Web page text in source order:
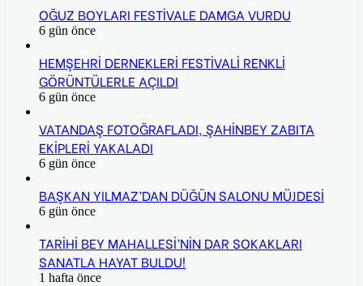
OĞUZ BOYLARI FESTİVALE DAMGA VURDU
6 gün önce
HEMŞEHRİ DERNEKLERİ FESTİVALİ RENKLİ
GÖRÜNTÜLERLE AÇILDI
6 gün önce
VATANDAŞ FOTOĞRAFLADI, ŞAHİNBEY ZABITA
EKİPLERİ YAKALADI
6 gün önce
BAŞKAN YILMAZ’DAN DÜĞÜN SALONU MÜJDESİ
6 gün önce
TARİHİ BEY MAHALLESİ’NİN DAR SOKAKLARI
SANATLA HAYAT BULDU!
1 hafta önce